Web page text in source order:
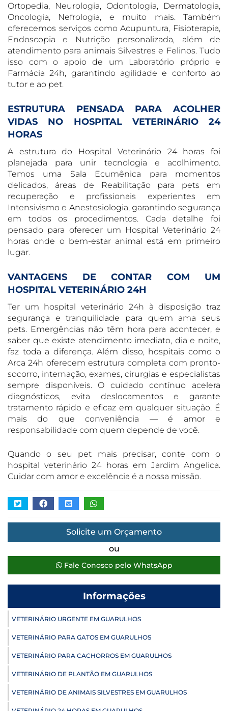
Ortopedia, Neurologia, Odontologia, Dermatologia,
Oncologia, Nefrologia, e muito mais. Também
oferecemos serviços como Acupuntura, Fisioterapia,
Endoscopia e Nutrição personalizada, além de
atendimento para animais Silvestres e Felinos. Tudo
isso com o apoio de um Laboratório próprio e
Farmácia 24h, garantindo agilidade e conforto ao
tutor e ao pet.
ESTRUTURA PENSADA PARA ACOLHER
VIDAS NO HOSPITAL VETERINÁRIO 24
HORAS
A estrutura do Hospital Veterinário 24 horas foi
planejada para unir tecnologia e acolhimento.
Temos uma Sala Ecumênica para momentos
delicados, áreas de Reabilitação para pets em
recuperação e profissionais experientes em
Intensivismo e Anestesiologia, garantindo segurança
em todos os procedimentos. Cada detalhe foi
pensado para oferecer um Hospital Veterinário 24
horas onde o bem-estar animal está em primeiro
lugar.
VANTAGENS DE CONTAR COM UM
HOSPITAL VETERINÁRIO 24H
Ter um hospital veterinário 24h à disposição traz
segurança e tranquilidade para quem ama seus
pets. Emergências não têm hora para acontecer, e
saber que existe atendimento imediato, dia e noite,
faz toda a diferença. Além disso, hospitais como o
Arca 24h oferecem estrutura completa com pronto-
socorro, internação, exames, cirurgias e especialistas
sempre disponíveis. O cuidado contínuo acelera
diagnósticos, evita deslocamentos e garante
tratamento rápido e eficaz em qualquer situação. É
mais do que conveniência — é amor e
responsabilidade com quem depende de você.
Quando o seu pet mais precisar, conte com o
hospital veterinário 24 horas em Jardim Angelica.
Cuidar com amor e excelência é a nossa missão.
Solicite um Orçamento
ou
Fale Conosco pelo WhatsApp
Informações
VETERINÁRIO URGENTE EM GUARULHOS
VETERINÁRIO PARA GATOS EM GUARULHOS
VETERINÁRIO PARA CACHORROS EM GUARULHOS
VETERINÁRIO DE PLANTÃO EM GUARULHOS
VETERINÁRIO DE ANIMAIS SILVESTRES EM GUARULHOS
VETERINÁRIO 24 HORAS EM GUARULHOS